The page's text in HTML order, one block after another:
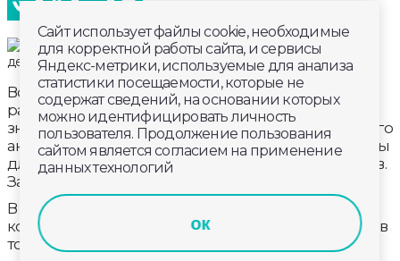
Всероссийский институт усовершенствования
работы учителей подводит итоги года. Одним из
значимых стало реализация проекта, не имеющего
аналогов в нашей стране. Это педагогические туры
для потенциальных сотрудников школ и детсадов.
За год в регионе прошло четыре таких тура.
В них участвуют студенты педуниверститетов и
колледжей, а также педагоги из других регионов, в
том числе новых территорий страны.
Сайт использует файлы cookie, необходимые
для корректной работы сайта, и сервисы
Яндекс-метрики, используемые для анализа
статистики посещаемости, которые не
содержат сведений, на основании которых
можно идентифицировать личность
пользователя. Продолжение пользования
сайтом является согласием на применение
данных технологий
ок